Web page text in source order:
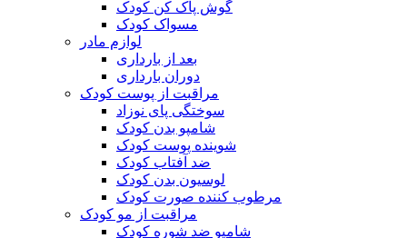
گوش پاک کن کودک
مسواک کودک
لوازم مادر
بعد از بارداری
دوران بارداری
مراقبت از پوست کودک
سوختگی پای نوزاد
شامپو بدن کودک
شوینده پوست کودک
ضد آفتاب کودک
لوسیون بدن کودک
مرطوب کننده صورت کودک
مراقبت از مو کودک
شامپو ضد شوره کودک